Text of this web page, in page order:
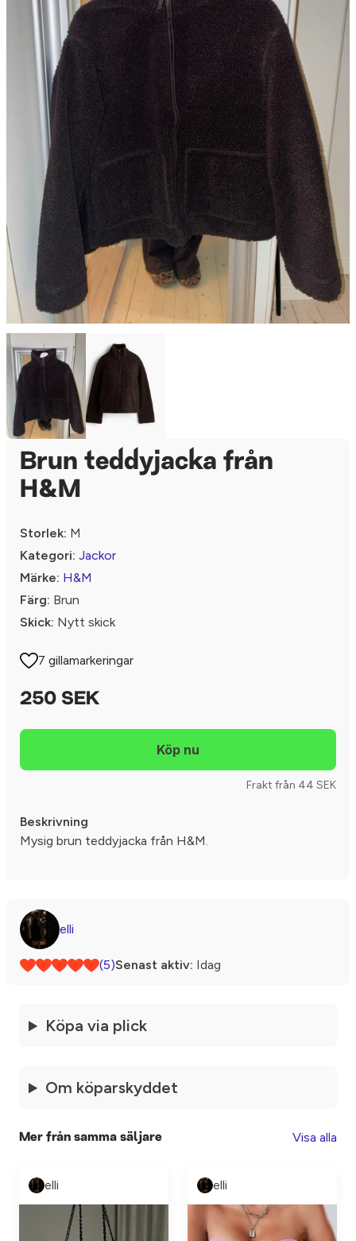
Brun teddyjacka från
H&M
Storlek: M
Kategori: Jackor
Märke: H&M
Färg: Brun
Skick: Nytt skick
7 gillamarkeringar
250 SEK
Frakt från 44 SEK
Beskrivning
Mysig brun teddyjacka från H&M.
elli
(5)Senast aktiv: Idag
Köpa via plick
Om köparskyddet
Mer från samma säljare Visa alla
elli elli